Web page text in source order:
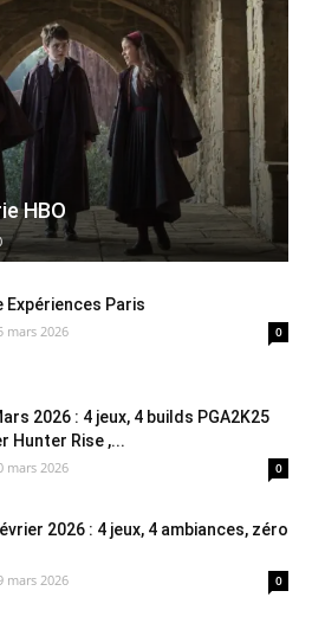
HBO
Expériences Paris
mars 2026 0
2026 : 4 jeux, 4 builds PGA2K25
Hunter Rise ,...
mars 2026 0
2026 : 4 jeux, 4 ambiances, zéro
mars 2026 0